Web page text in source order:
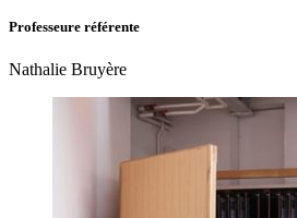
Professeure référente
Nathalie Bruyère